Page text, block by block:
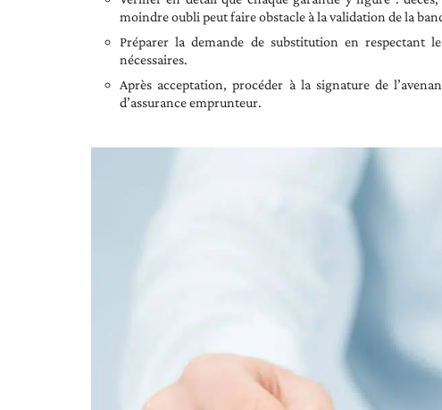
moindre oubli peut faire obstacle à la validation de la
Préparer la demande de substitution en respectant
nécessaires.
Après acceptation, procéder à la signature de
d’assurance emprunteur.